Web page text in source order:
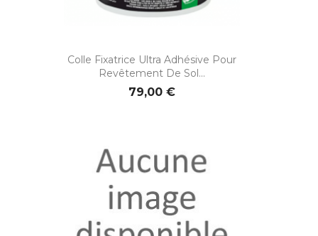
Colle Fixatrice Ultra Adhésive Pour
Revêtement De Sol...
79,00 €